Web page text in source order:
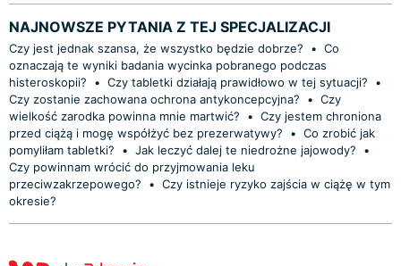
NAJNOWSZE PYTANIA Z TEJ SPECJALIZACJI
Czy jest jednak szansa, że wszystko będzie dobrze? • Co
oznaczają te wyniki badania wycinka pobranego podczas
histeroskopii?
• Czy tabletki działają prawidłowo w tej sytuacji?
•
Czy zostanie zachowana ochrona antykoncepcyjna?
• Czy
wielkość zarodka powinna mnie martwić?
• Czy jestem chroniona
przed ciążą i mogę współżyć bez prezerwatywy?
• Co zrobić jak
pomyliłam tabletki?
• Jak leczyć dalej te niedrożne jajowody?
•
Czy powinnam wrócić do przyjmowania leku
przeciwzakrzepowego?
• Czy istnieje ryzyko zajścia w ciążę w tym
okresie?